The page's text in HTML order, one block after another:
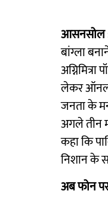
आसनसोल
बांग्ला
लेकर
जनता के
अगले तीन
कहा कि
निशान के
अब फोन पर